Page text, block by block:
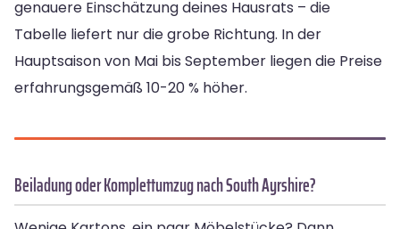
genauere Einschätzung deines Hausrats – die
Tabelle liefert nur die grobe Richtung. In der
Hauptsaison von Mai bis September liegen die Preise
erfahrungsgemäß 10-20 % höher.
Beiladung oder Komplettumzug nach South Ayrshire?